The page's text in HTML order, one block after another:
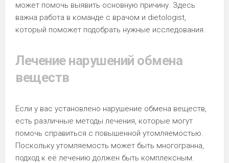
может помочь выявить основную причину. Здесь
важна работа в команде с врачом и dietologist,
который поможет подобрать нужные исследования.
Лечение нарушений обмена
веществ
Если у вас установлено нарушение обмена веществ,
есть различные методы лечения, которые могут
помочь справиться с повышенной утомляемостью.
Поскольку утомляемость может быть многогранна,
подход к её лечению должен быть комплексным.